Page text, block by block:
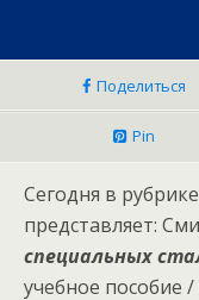
Поделиться
Pin
Сегодня в рубрике
представляет:
специальных
учебное пособие